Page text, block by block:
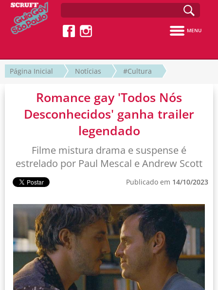
MENU
Página Inicial Notícias #Cultura
Romance gay 'Todos Nós
Desconhecidos' ganha trailer
legendado
Filme mistura drama e suspense é
estrelado por Paul Mescal e Andrew Scott
Publicado em 14/10/2023